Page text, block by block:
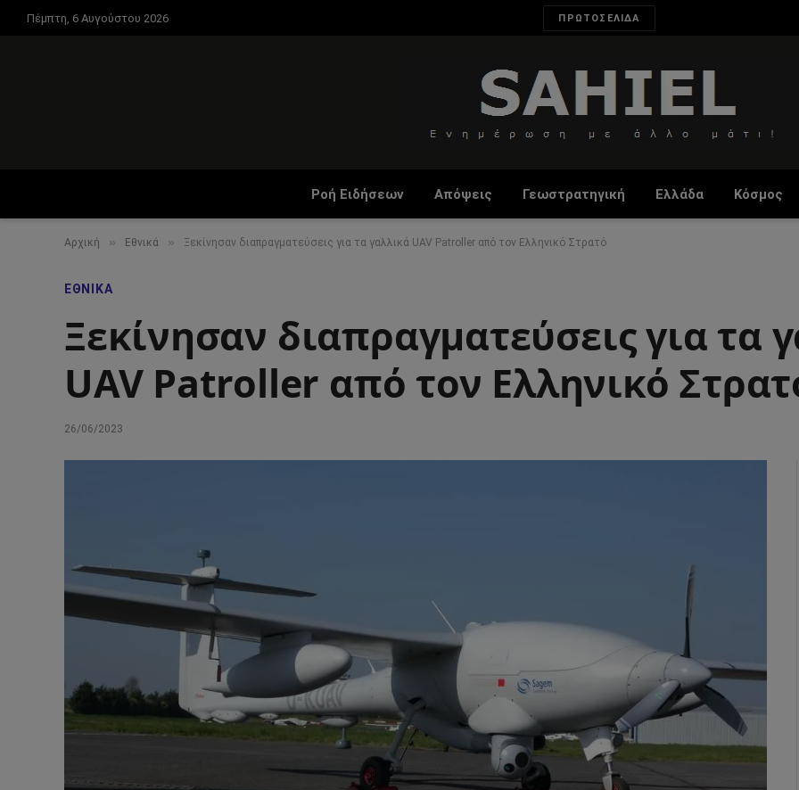
Πέμπτη, 6 Αυγούστου 2026 ΠΡΩΤΟΣΕΛΙΔΑ
Ροή Ειδήσεων Απόψεις Γεωστρατηγική Ελλάδα Κόσμος
Αρχική » Εθνικά » Ξεκίνησαν διαπραγματεύσεις για τα γαλλικά UAV Patroller από τον Ελληνικό Στρατό
ΕΘΝΙΚΆ
Ξεκίνησαν διαπραγματεύσεις για τα
UAV Patroller από τον Ελληνικό
26/06/2023